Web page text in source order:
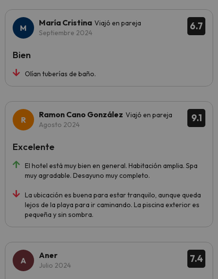
6.7
María Cristina Viajó en pareja
Septiembre 2024
Olían tuberías de baño.
Bien
9.1
Ramon Cano González Viajó en pareja
Agosto 2024
El hotel está muy bien en general. Habitación amplia. Spa
muy agradable. Desayuno muy completo.
La ubicación es buena para estar tranquilo, aunque queda
lejos de la playa para ir caminando. La piscina exterior es
pequeña y sin sombra.
Excelente
7.4
Aner
Julio 2024